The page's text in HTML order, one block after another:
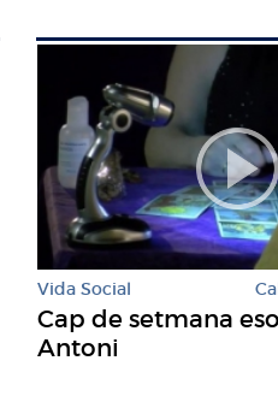
Vida Social
Cap de setmana
Antoni